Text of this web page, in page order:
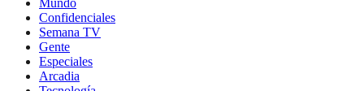
Confidenciales
Semana TV
Gente
Especiales
Arcadia